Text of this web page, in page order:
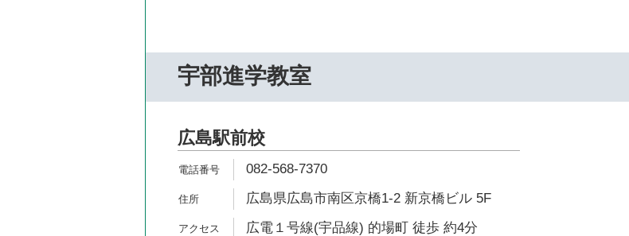
宇部進学教室
広島駅前校
082-568-7370
広島県広島市南区京橋1-2 新京橋ビル 5F
広電１号線(宇品線) 的場町 徒歩 約4分